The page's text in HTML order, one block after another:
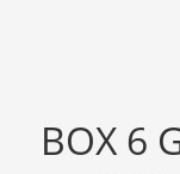
48pz
BOX 6